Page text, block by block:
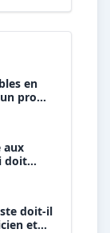
en
pro
aux
doit
doit-il
et